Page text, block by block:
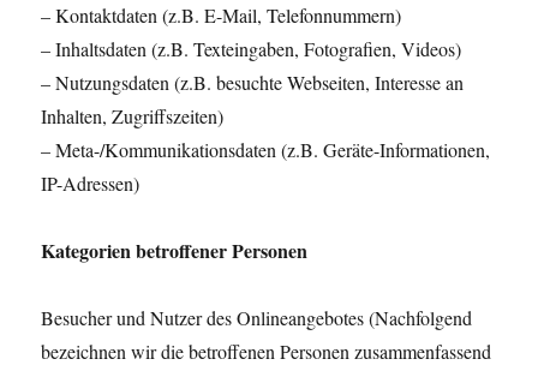
– Kontaktdaten (z.B. E-Mail, Telefonnummern)
– Inhaltsdaten (z.B. Texteingaben, Fotografien, Videos)
– Nutzungsdaten (z.B. besuchte Webseiten, Interesse an
Inhalten, Zugriffszeiten)
– Meta-/Kommunikationsdaten (z.B. Geräte-Informationen,
IP-Adressen)
Kategorien betroffener Personen
Besucher und Nutzer des Onlineangebotes (Nachfolgend
bezeichnen wir die betroffenen Personen zusammenfassend